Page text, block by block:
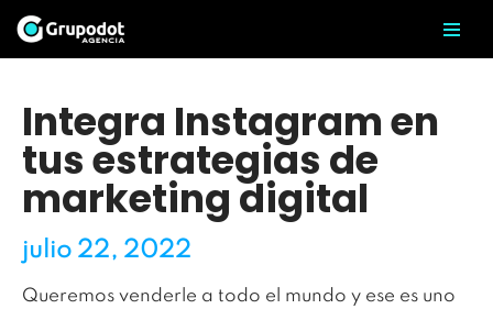
Saltar
contenido
Integra Instagram en
tus estrategias de
marketing digital
julio 22, 2022
Queremos venderle a todo el mundo y ese es uno